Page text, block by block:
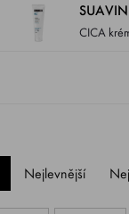
CICA
Nejlevnější